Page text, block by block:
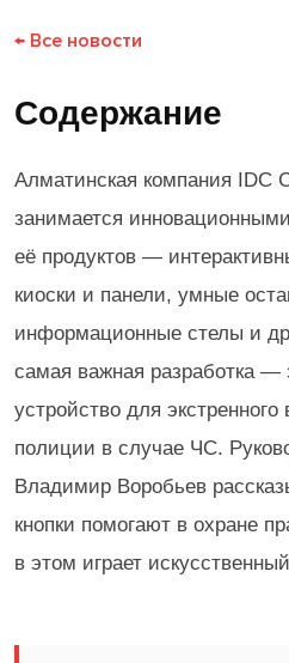
← Все новости
Содержание
Алматинская компания IDC
занимается
её продуктов —
киоски и панели, умные
информационные стелы и
самая важная разработка —
устройство для
полиции в случае ЧС.
Владимир Воробьев
кнопки помогают в охране
в этом играет